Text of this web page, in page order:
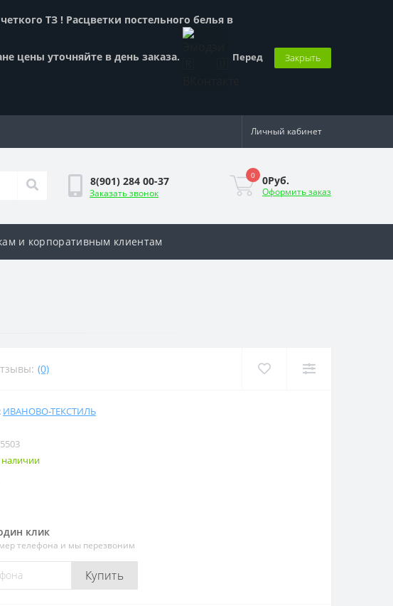
ТЗ ! Расцветки постельного белья в
цены уточняйте в день заказа. Перед Закрыть
Личный кабинет
8(901) 284 00-37
Заказать звонок
0 0Руб.
Оформить заказ
и корпоративным клиентам
(0)
ИВАНОВО-ТЕКСТИЛЬ
наличии
клик
телефона и мы перезвоним
Купить